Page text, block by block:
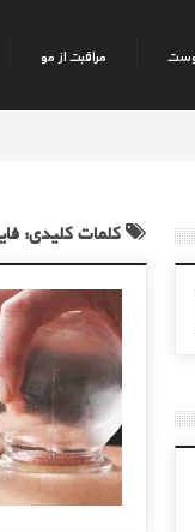
مراقبت از مو
کلمات کلیدی: